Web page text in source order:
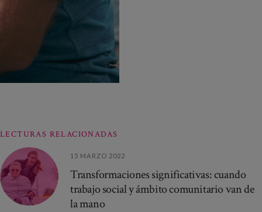
LECTURAS RELACIONADAS
15 MARZO 2022
Transformaciones significativas: cuando
trabajo social y ámbito comunitario van de
la mano